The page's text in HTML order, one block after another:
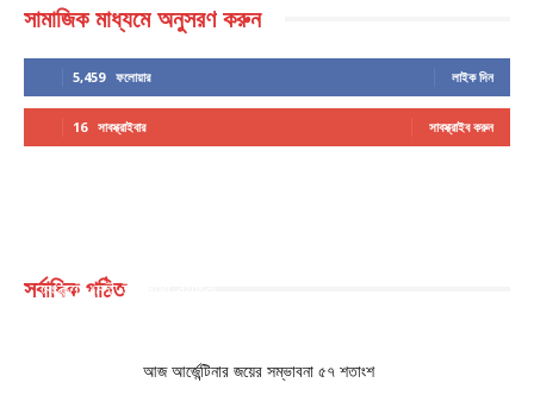
সামাজিক মাধ্যমে অনুসরণ করুন
5,459 ফলোয়ার লাইক দিন
16 সাবস্ক্রাইবার সাবস্ক্রাইব করুন
সর্বাধিক পঠিত
সংকটে নেই ইসলামী ব্যাংক
আজ আর্জেন্টিনার জয়ের সম্ভাবনা ৫৭ শতাংশ